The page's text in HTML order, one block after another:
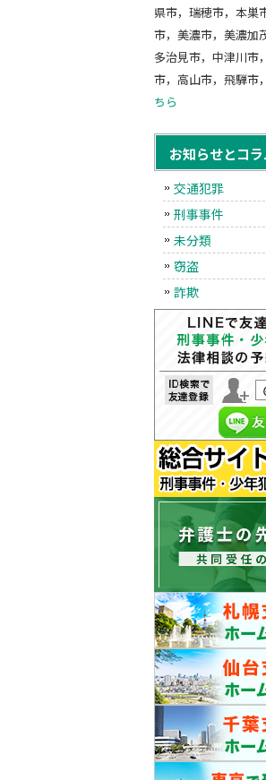
県市，瑞穂市，本巣
市，美濃市，美濃加
多治見市，中津川市
市，高山市，飛騨市
ちら
お知らせとコラ
交通犯罪
刑事事件
未分類
窃盗
詐欺